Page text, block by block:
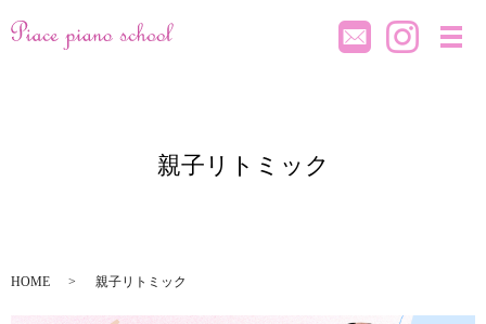
メ
親子リトミック
HOME 親子リトミック